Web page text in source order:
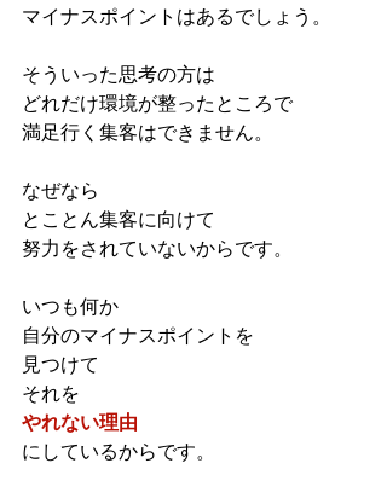
マイナスポイントはあるでしょう。
そういった思考の方は
どれだけ環境が整ったところで
満足行く集客はできません。
なぜなら
とことん集客に向けて
努力をされていないからです。
いつも何か
自分のマイナスポイントを
見つけて
それを
やれない理由
にしているからです。